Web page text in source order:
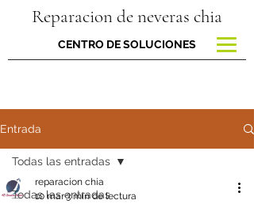
Reparacion de neveras chia
CENTRO DE SOLUCIONES
Entrada
Todas las entradas
Todas las entradas
reparacion chia
10 mar3 min de lectura